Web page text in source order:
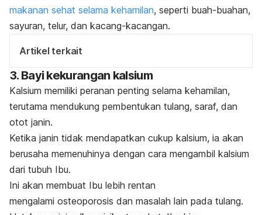
makanan sehat selama kehamilan, seperti buah-buahan,
sayuran, telur, dan kacang-kacangan.
Artikel terkait
3. Bayi kekurangan kalsium
Kalsium memiliki peranan penting selama kehamilan,
terutama mendukung pembentukan tulang, saraf, dan
otot janin.
Ketika janin tidak mendapatkan cukup kalsium, ia akan
berusaha memenuhinya dengan cara mengambil kalsium
dari tubuh Ibu.
Ini akan membuat Ibu lebih rentan
mengalami osteoporosis dan masalah lain pada tulang.